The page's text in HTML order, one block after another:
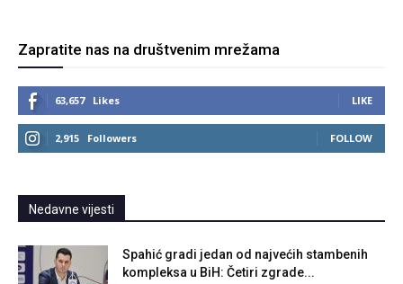
Zapratite nas na društvenim mrežama
63,657 Likes LIKE
2,915 Followers FOLLOW
Nedavne vijesti
Spahić gradi jedan od najvećih stambenih
kompleksa u BiH: Četiri zgrade...